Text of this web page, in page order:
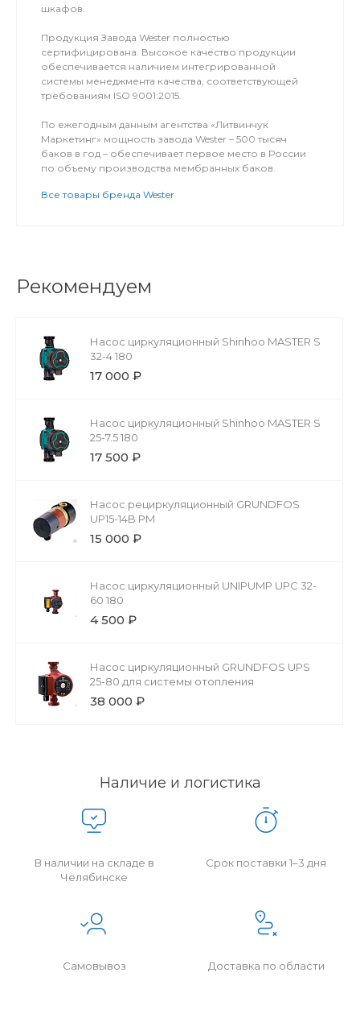
шкафов.
Продукция Завода Wester полностью
сертифицирована. Высокое качество продукции
обеспечивается наличием интегрированной
системы менеджмента качества, соответствующей
требованиям ISO 9001:2015.
По ежегодным данным агентства «Литвинчук
Маркетинг» мощность завода Wester – 500 тысяч
баков в год – обеспечивает первое место в России
по объему производства мембранных баков.
Все товары бренда Wester
Рекомендуем
Насос циркуляционный Shinhoo MASTER S
32-4 180
17 000 ₽
Насос циркуляционный Shinhoo MASTER S
25-7.5 180
17 500 ₽
Насос рециркуляционный GRUNDFOS
UP15-14B PM
15 000 ₽
Насос циркуляционный UNIPUMP UPС 32-
60 180
4 500 ₽
Насос циркуляционный GRUNDFOS UPS
25-80 для системы отопления
38 000 ₽
Наличие и логистика
В наличии на складе в
Челябинске
Срок поставки 1–3 дня
Самовывоз Доставка по области